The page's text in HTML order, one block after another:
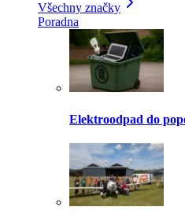
Všechny značky
Poradna
Elektroodpad do